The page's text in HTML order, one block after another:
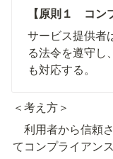
【原則１　コン
サービス提供者
る法令を遵守し
も対応する。
＜考え方＞
利用者から信頼
てコンプライアン